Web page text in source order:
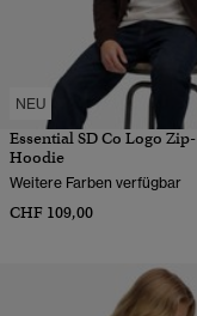
NEU
Essential SD Co Logo Zip-
Hoodie
Weitere Farben verfügbar
CHF 109,00